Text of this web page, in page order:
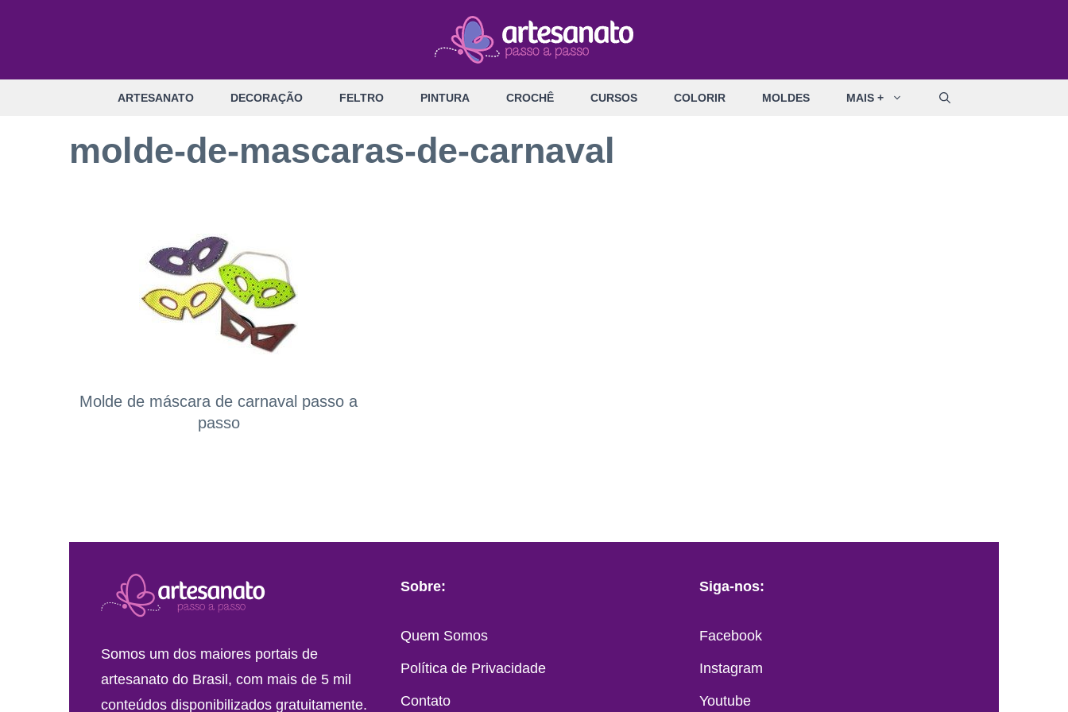
ARTESANATO DECORAÇÃO FELTRO PINTURA CROCHÊ CURSOS COLORIR MOLDES MAIS +
molde-de-mascaras-de-carnaval
Molde de máscara de carnaval passo a
passo
Somos um dos maiores portais de
artesanato do Brasil, com mais de 5 mil
conteúdos disponibilizados gratuitamente.
Sobre:
Quem Somos
Política de Privacidade
Contato
Siga-nos:
Facebook
Instagram
Youtube